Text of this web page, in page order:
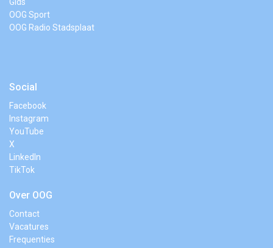
OOG Sport
OOG Radio Stadsplaat
Social
Facebook
Instagram
YouTube
X
LinkedIn
TikTok
Over OOG
Contact
Vacatures
Frequenties